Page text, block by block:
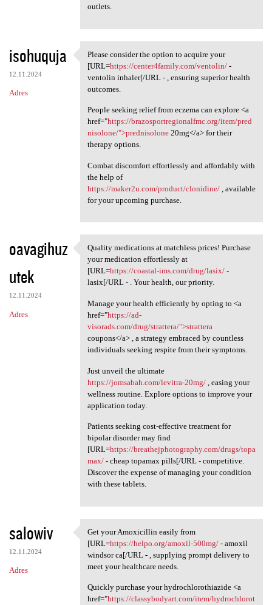
outlets.
isohuquja
12.11.2024
Adres
Please consider the option to
Please consider the option to acquire your
[URL=https://center4family.com/ventolin/-
ventolin inhaler[/URL - , ensuring superior health
outcomes.
People seeking relief from eczema can explore <a
href="https://brazosportregionalfmc.org/item/pred
nisolone/">prednisolone20mg</a> for their
therapy options.
Combat discomfort effortlessly and affordably with
the help of
https://maker2u.com/product/clonidine/, available
for your upcoming purchase.
oavagihuz
utek
12.11.2024
Adres
Quality medications at
Quality medications at matchless prices! Purchase
your medication effortlessly at
[URL=https://coastal-ims.com/drug/lasix/-
lasix[/URL - . Your health, our priority.
Manage your health efficiently by opting to <a
href="https://ad-
visorads.com/drug/strattera/">strattera
coupons</a> , a strategy embraced by countless
individuals seeking respite from their symptoms.
Just unveil the ultimate
https://jomsabah.com/levitra-20mg/, easing your
wellness routine. Explore options to improve your
application today.
Patients seeking cost-effective treatment for
bipolar disorder may find
[URL=https://breathejphotography.com/drugs/topa
max/- cheap topamax pills[/URL - competitive.
Discover the expense of managing your condition
with these tablets.
salowiv
12.11.2024
Adres
Get your Amoxicillin easily
Get your Amoxicillin easily from
[URL=https://helpo.org/amoxil-500mg/- amoxil
windsor ca[/URL - , supplying prompt delivery to
meet your healthcare needs.
Quickly purchase your hydrochlorothiazide <a
href="https://classybodyart.com/item/hydrochlorot